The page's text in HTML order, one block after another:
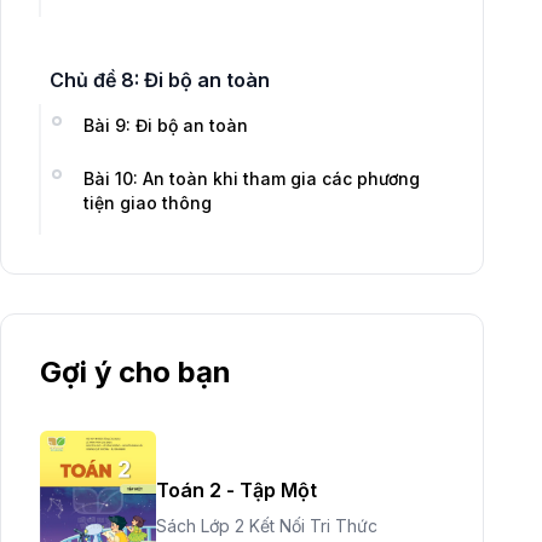
Chủ đề 8: Đi bộ an toàn
Bài 9: Đi bộ an toàn
Bài 10: An toàn khi tham gia các phương
tiện giao thông
Gợi ý cho bạn
Toán 2 - Tập Một
Sách Lớp 2 Kết Nối Tri Thức